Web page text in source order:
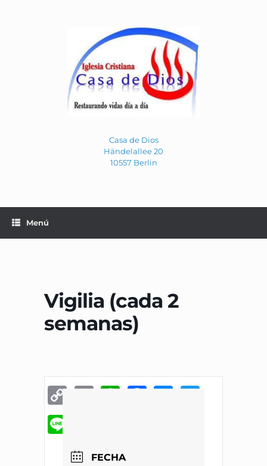
Casa de Dios
Händelallee 20
10557 Berlin
Menú
Vigilia (cada 2
semanas)
Copy
EmailWhatsApp
FacebookTwitter
FECHA